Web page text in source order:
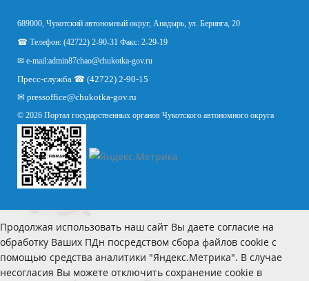
689000, Чукотский автономный округ, Анадырь, ул. Беринга, 20
☎ Телефон: (42722) 2-90-31 Факс: 2-29-19
✉ e-mail:admin87chao@chukotka-gov.ru
Пресс-служба ☎ (42722) 2-90-15
✉ pressoffice@chukotka-gov.ru
© 2026 Портал государственных органов Чукотского автономного округа
Продолжая использовать наш сайт Вы даете согласие на
обработку Ваших ПДн посредством сбора файлов cookie с
помощью средства аналитики "Яндекс.Метрика". В случае
несогласия Вы можете отключить сохранение cookie в